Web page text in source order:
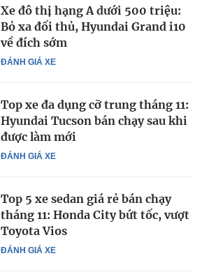
ĐÁNH GIÁ XE
Xe đô thị hạng A dưới 500 triệu:
Bỏ xa đối thủ, Hyundai Grand i10
về đích sớm
ĐÁNH GIÁ XE
Top xe đa dụng cỡ trung tháng 11:
Hyundai Tucson bán chạy sau khi
được làm mới
ĐÁNH GIÁ XE
Top 5 xe sedan giá rẻ bán chạy
tháng 11: Honda City bứt tốc, vượt
Toyota Vios